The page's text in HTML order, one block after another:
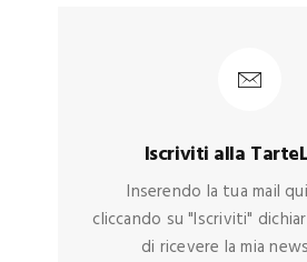
Iscriviti alla
Inserendo la tua mail
cliccando su "Iscriviti"
di ricevere la mia